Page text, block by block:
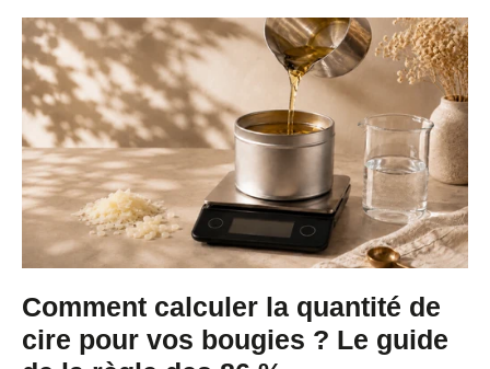
Comment calculer la quantité de
cire pour vos bougies ? Le guide